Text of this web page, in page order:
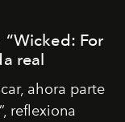
“Wicked: For
real
ahora parte
reflexiona